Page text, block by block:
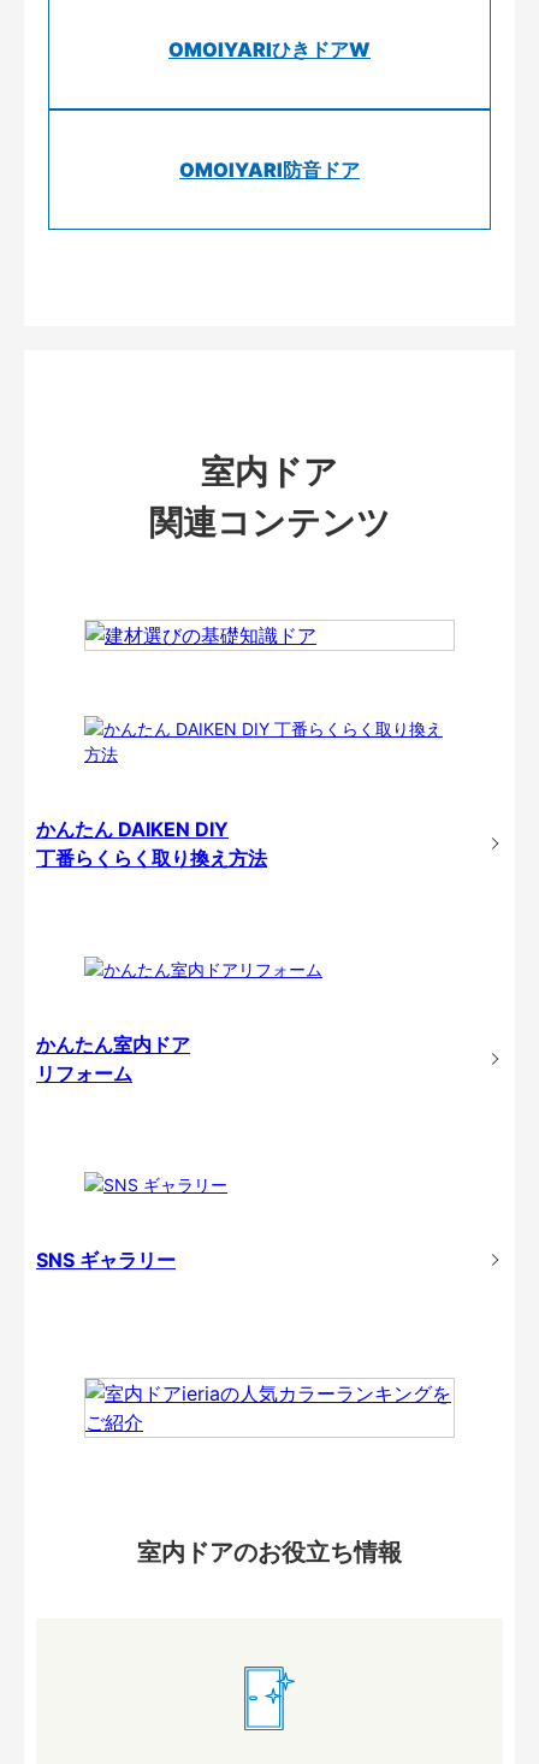
OMOIYARIひきドアW
OMOIYARI防音ドア
室内ドア
関連コンテンツ
かんたん DAIKEN DIY
丁番らくらく取り換え方法
かんたん室内ドア
リフォーム
SNS ギャラリー
室内ドアのお役立ち情報